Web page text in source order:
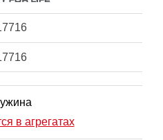
в агрегатах